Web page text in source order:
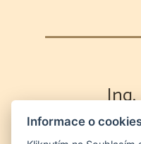
Výklad karet
Informace o